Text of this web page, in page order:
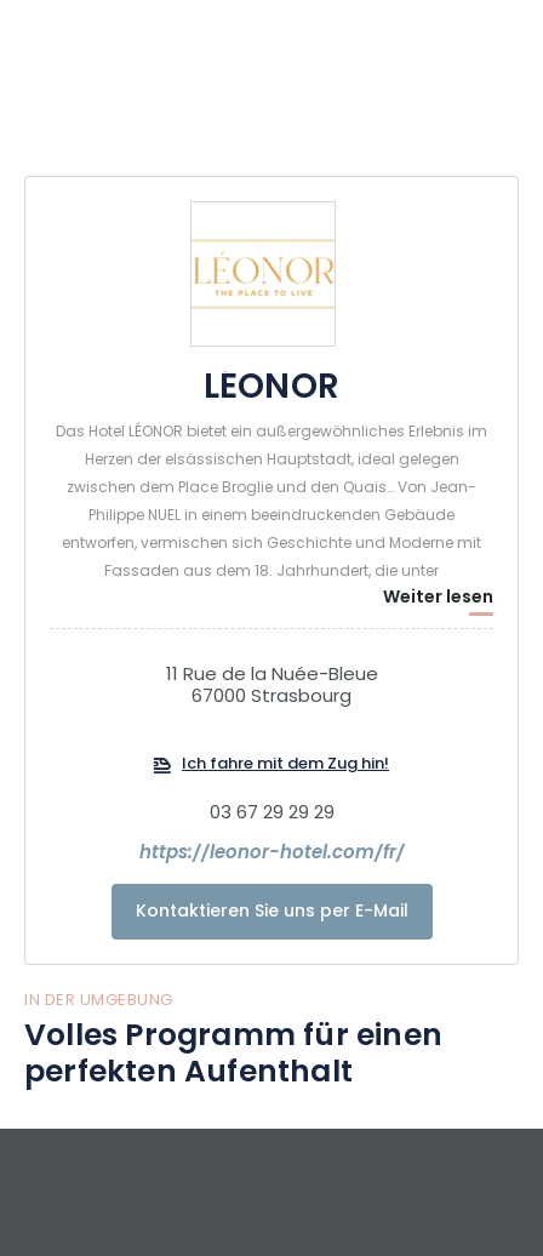
LÉONOR
Das Hotel LÉONOR bietet ein außergewöhnliches Erlebnis im
Herzen der elsässischen Hauptstadt, ideal gelegen
zwischen dem Place Broglie und den Quais… Von Jean-
Philippe NUEL in einem beeindruckenden Gebäude
entworfen, vermischen sich Geschichte und Moderne mit
Fassaden aus dem 18. Jahrhundert, die unter
Weiter lesen
11 Rue de la Nuée-Bleue
67000 Strasbourg
Ich fahre mit dem Zug hin!
03 67 29 29 29
https://leonor-hotel.com/fr/
Kontaktieren Sie uns per E-Mail
IN DER UMGEBUNG
Volles Programm für einen
perfekten Aufenthalt